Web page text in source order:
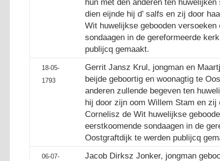
hun met den anderen ten
dien eijnde hij d’ salfs en zij door
Wit huwelijkse gebooden
sondaagen in de gereformeerde
publijcq gemaakt.
18-05-
1793
Gerrit Jansz Krul, jongman en
beijde geboortig en woonagtig te
anderen zullende begeven ten
hij door zijn oom Willem Stam en zij
Cornelisz de Wit huwelijkse
eerstkoomende sondaagen in de
Oostgraftdijk te werden publijcq
06-07-
Jacob Dirksz Jonker, jongman